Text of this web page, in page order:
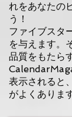
れをあなたの
う！
ファイブスタ
を与えます。
品質をもたら
表示されると
がよくあります